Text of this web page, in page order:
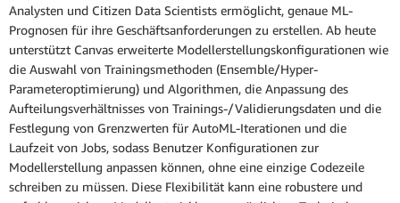
Analysten und Citizen Data Scientists ermöglicht, genaue ML-
Prognosen für ihre Geschäftsanforderungen zu erstellen. Ab heute
unterstützt Canvas erweiterte Modellerstellungskonfigurationen wie
die Auswahl von Trainingsmethoden (Ensemble/Hyper-
Parameteroptimierung) und Algorithmen, die Anpassung des
Aufteilungsverhältnisses von Trainings-/Validierungsdaten und die
Festlegung von Grenzwerten für AutoML-Iterationen und die
Laufzeit von Jobs, sodass Benutzer Konfigurationen zur
Modellerstellung anpassen können, ohne eine einzige Codezeile
schreiben zu müssen. Diese Flexibilität kann eine robustere und